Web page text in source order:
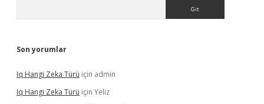
Son yorumlar
Iq Hangi Zeka Türü için admin
Iq Hangi Zeka Türü için Yeliz